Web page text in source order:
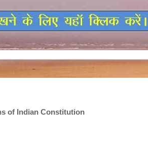
of Indian Constitution